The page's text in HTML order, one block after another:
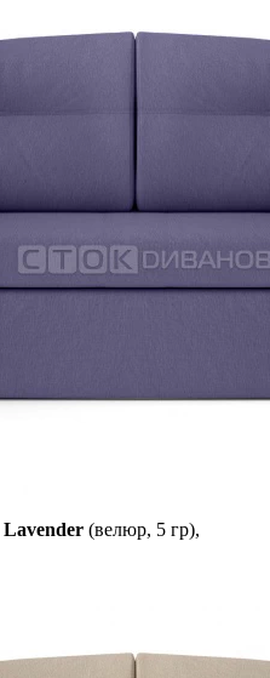
Lavender (велюр, 5 гр),